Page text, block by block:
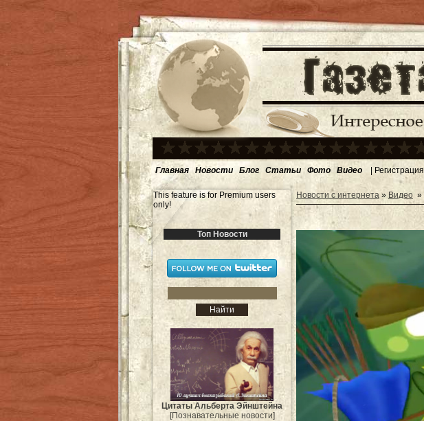
Главная Новости Блог Статьи Фото Видео | Регистрация
This feature is for Premium users
only!
Топ Новости
Цитаты Альберта Эйнштейна
[Познавательные новости]
Новости с интернета » Видео »